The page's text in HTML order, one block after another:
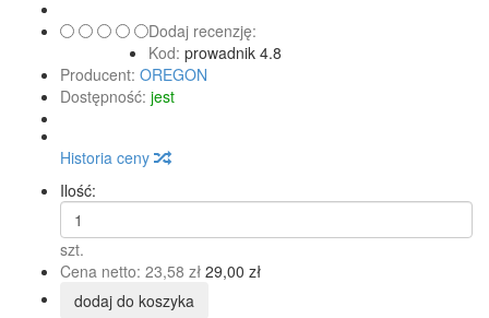
Dodaj recenzję:
Kod: prowadnik 4.8
Producent: OREGON
Dostępność: jest
Historia ceny
Ilość:
szt.
Cena netto: 23,58 zł 29,00 zł
dodaj do koszyka